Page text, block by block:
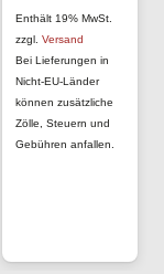
können
der
Produktseite
bis
€52,08
Enthält 19% MwSt.
zzgl. Versand
Bei Lieferungen in
Nicht-EU-Länder
können zusätzliche
Zölle, Steuern und
Gebühren anfallen.